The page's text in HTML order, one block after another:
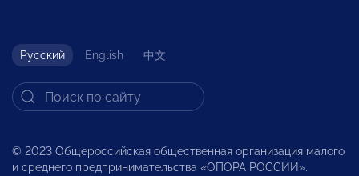
Русский English 中文
© 2023 Общероссийская общественная организация малого
и среднего предпринимательства «ОПОРА РОССИИ».